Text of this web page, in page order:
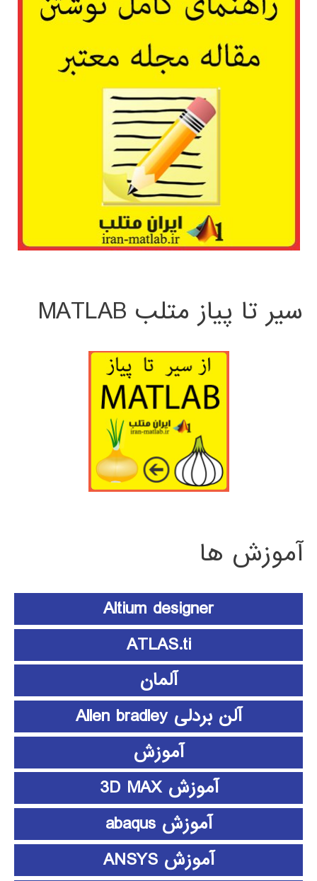
سیر تا پیاز متلب MATLAB
آموزش ها
Altium designer
ATLAS.ti
آلمان
آلن بردلی Allen bradley
آموزش
آموزش 3D MAX
آموزش abaqus
آموزش ANSYS